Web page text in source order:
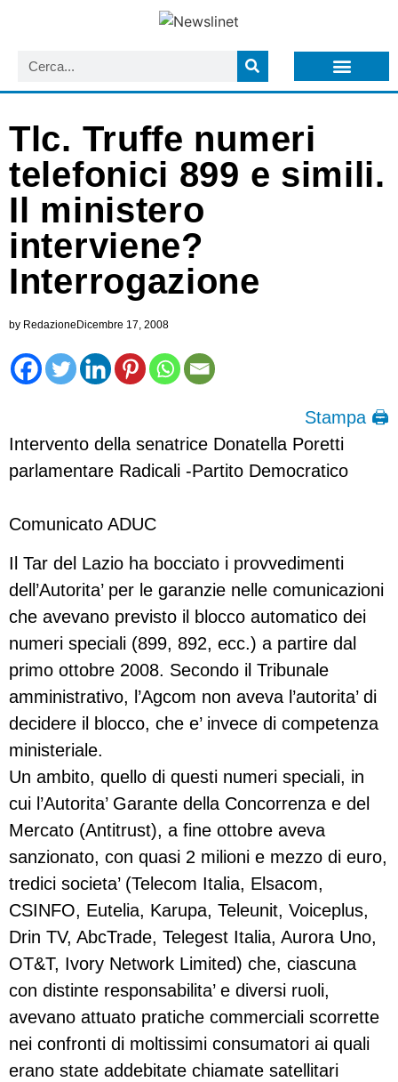
Tlc. Truffe numeri
telefonici 899 e simili.
Il ministero
interviene?
Interrogazione
by RedazioneDicembre 17, 2008
Stampa 🖨
Intervento della senatrice Donatella Poretti
parlamentare Radicali -Partito Democratico
Comunicato ADUC
Il Tar del Lazio ha bocciato i provvedimenti
dell’Autorita’ per le garanzie nelle comunicazioni
che avevano previsto il blocco automatico dei
numeri speciali (899, 892, ecc.) a partire dal
primo ottobre 2008. Secondo il Tribunale
amministrativo, l’Agcom non aveva l’autorita’ di
decidere il blocco, che e’ invece di competenza
ministeriale.
Un ambito, quello di questi numeri speciali, in
cui l’Autorita’ Garante della Concorrenza e del
Mercato (Antitrust), a fine ottobre aveva
sanzionato, con quasi 2 milioni e mezzo di euro,
tredici societa’ (Telecom Italia, Elsacom,
CSINFO, Eutelia, Karupa, Teleunit, Voiceplus,
Drin TV, AbcTrade, Telegest Italia, Aurora Uno,
OT&T, Ivory Network Limited) che, ciascuna
con distinte responsabilita’ e diversi ruoli,
avevano attuato pratiche commerciali scorrette
nei confronti di moltissimi consumatori ai quali
erano state addebitate chiamate satellitari